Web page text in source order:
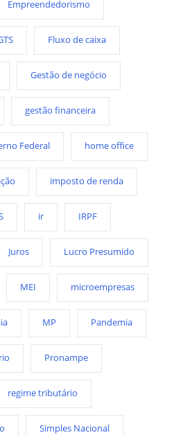
Empreendedorismo
Fluxo de caixa
Gestão de negócio
gestão financeira
Federal home office
imposto de renda
ir IRPF
Juros Lucro Presumido
MEI microempresas
MP Pandemia
Pronampe
regime tributário
Simples Nacional